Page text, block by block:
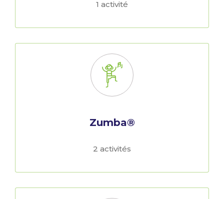
1 activité
Zumba®
2 activités